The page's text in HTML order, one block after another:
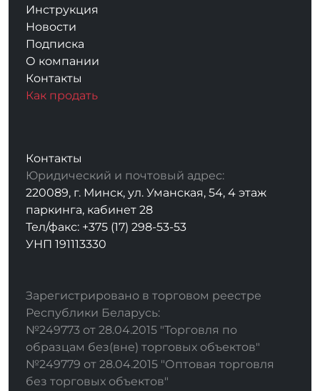
Инструкция
Новости
Подписка
О компании
Контакты
Как продать
Контакты
Юридический и почтовый адрес:
220089, г. Минск, ул. Уманская, 54, 4 этаж
паркинга, кабинет 28
Тел/факс: +375 (17) 298-53-53
УНП 191113330
Зарегистрировано в торговом реестре
Республики Беларусь:
№249773 от 28.04.2015 "Торговля по
образцам без(вне) торговых объектов"
№249779 от 28.04.2015 "Оптовая торговля
без торговых объектов"